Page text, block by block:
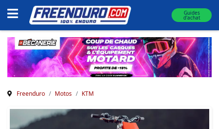
Guides
d'achat
Freenduro Motos KTM